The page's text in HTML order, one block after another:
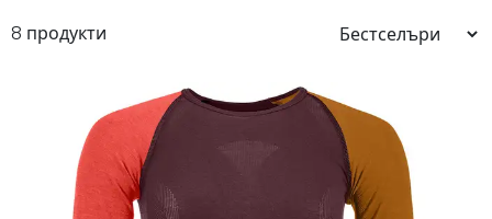
8 продукти